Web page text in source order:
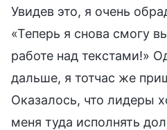
Увидев это, я очень
«Теперь я снова смогу
работе над текстами!»
дальше, я тотчас же
Оказалось, что лидеры
меня туда исполнять